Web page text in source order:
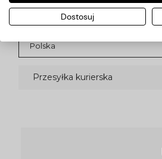
Kraj wysyłki:
Przesyłka kurierska
Dostosuj